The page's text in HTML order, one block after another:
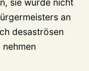
an
desaströsen